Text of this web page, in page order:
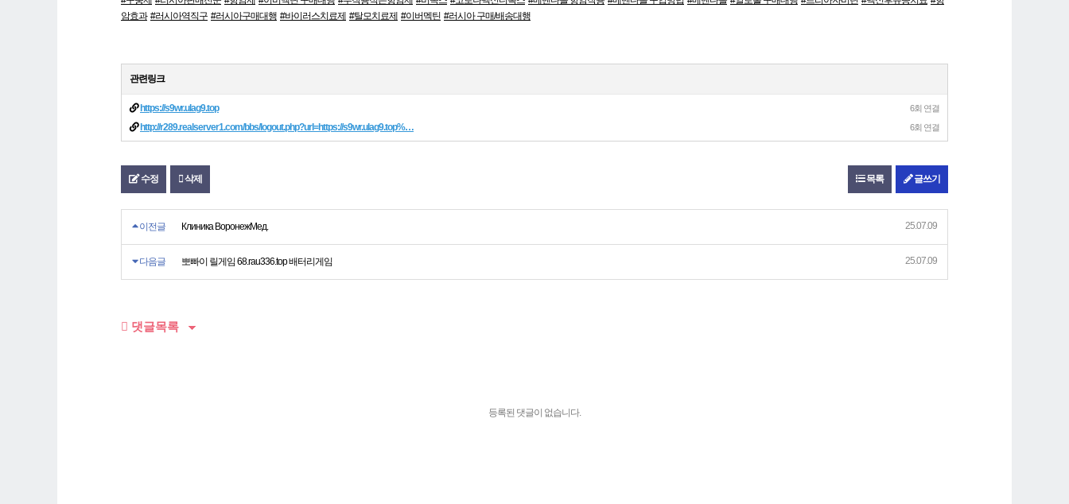
암효과 #러시아역직구 #러시아구매대행 #바이러스치료제 #탈모치료제 #이버멕틴 #러시아 구매/배송대행
관련링크
https://s9wr.ulag9.top 6회 연결
http://r289.realserver1.com/bbs/logout.php?url=https://s9wr.ulag9.top%… 6회 연결
수정 삭제 목록 글쓰기
이전글 Клиника ВоронежМед. 25.07.09
다음글 뽀빠이 릴게임 68.rau336.top 배터리게임 25.07.09
댓글목록
등록된 댓글이 없습니다.